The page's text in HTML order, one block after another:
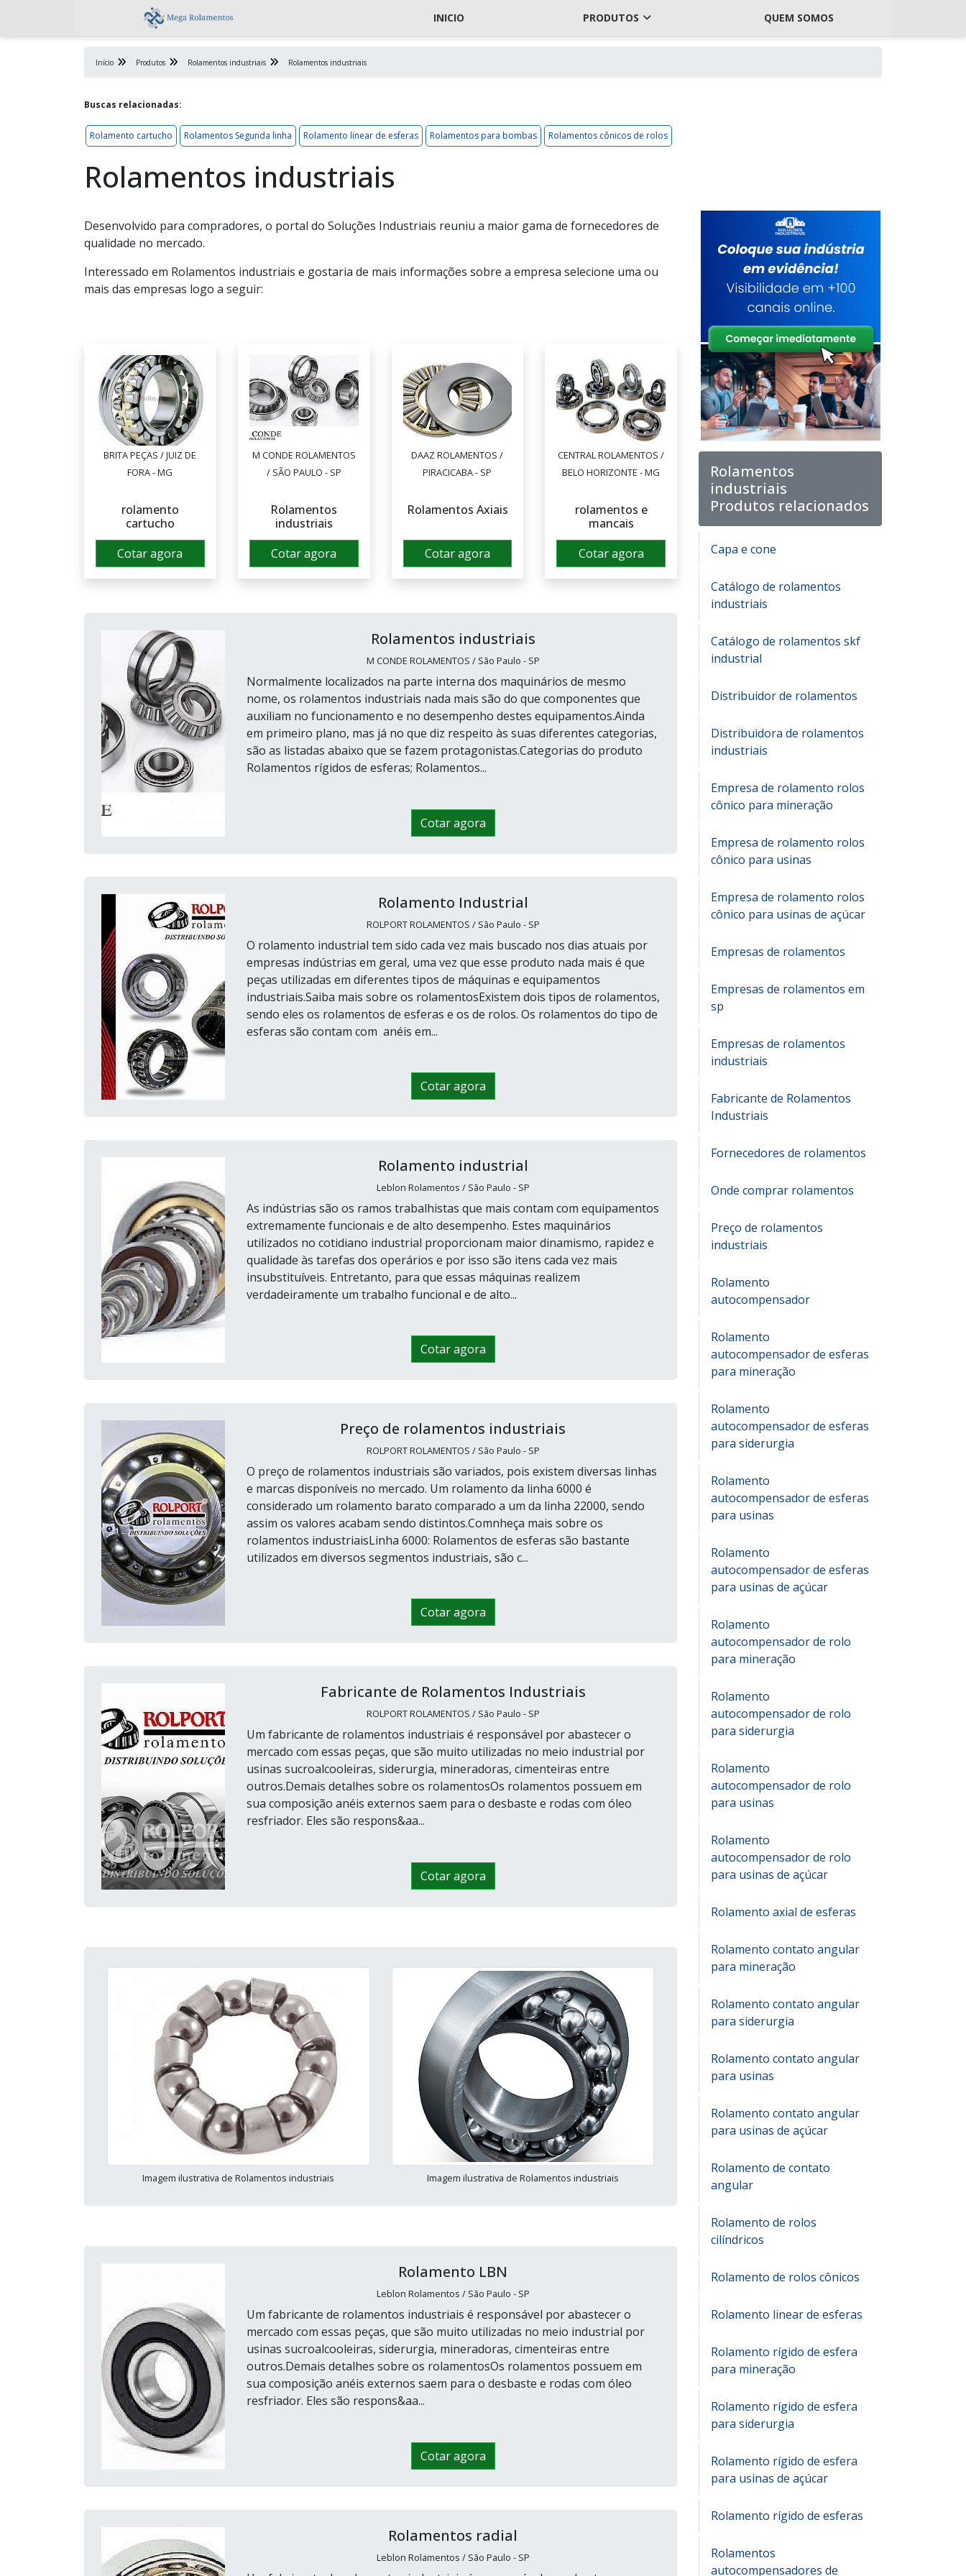
INICIO PRODUTOS QUEM SOMOS
Início Produtos Rolamentos industriais Rolamentos industriais
Buscas relacionadas:
Rolamento cartucho Rolamentos Segunda linha Rolamento linear de esferas Rolamentos para bombas Rolamentos cônicos de rolos
Rolamentos industriais
Desenvolvido para compradores, o portal do Soluções Industriais reuniu a maior gama de fornecedores de
qualidade no mercado.
Interessado em Rolamentos industriais e gostaria de mais informações sobre a empresa selecione uma ou
mais das empresas logo a seguir:
BRITA PEÇAS / JUIZ DE
FORA - MG
rolamento
cartucho
Cotar agora
M CONDE ROLAMENTOS
/ SÃO PAULO - SP
Rolamentos
industriais
Cotar agora
DAAZ ROLAMENTOS /
PIRACICABA - SP
Rolamentos Axiais
Cotar agora
CENTRAL ROLAMENTOS /
BELO HORIZONTE - MG
rolamentos e
mancais
Cotar agora
Rolamentos industriais
M CONDE ROLAMENTOS / São Paulo - SP
Normalmente localizados na parte interna dos maquinários de mesmo
nome, os rolamentos industriais nada mais são do que componentes que
auxiliam no funcionamento e no desempenho destes equipamentos.Ainda
em primeiro plano, mas já no que diz respeito às suas diferentes categorias,
são as listadas abaixo que se fazem protagonistas.Categorias do produto
Rolamentos rígidos de esferas; Rolamentos...
Cotar agora
Rolamento Industrial
ROLPORT ROLAMENTOS / São Paulo - SP
O rolamento industrial tem sido cada vez mais buscado nos dias atuais por
empresas indústrias em geral, uma vez que esse produto nada mais é que
peças utilizadas em diferentes tipos de máquinas e equipamentos
industriais.Saiba mais sobre os rolamentosExistem dois tipos de rolamentos,
sendo eles os rolamentos de esferas e os de rolos. Os rolamentos do tipo de
esferas são contam com anéis em...
Cotar agora
Rolamento industrial
Leblon Rolamentos / São Paulo - SP
As indústrias são os ramos trabalhistas que mais contam com equipamentos
extremamente funcionais e de alto desempenho. Estes maquinários
utilizados no cotidiano industrial proporcionam maior dinamismo, rapidez e
qualidade às tarefas dos operários e por isso são itens cada vez mais
insubstituíveis. Entretanto, para que essas máquinas realizem
verdadeiramente um trabalho funcional e de alto...
Cotar agora
Preço de rolamentos industriais
ROLPORT ROLAMENTOS / São Paulo - SP
O preço de rolamentos industriais são variados, pois existem diversas linhas
e marcas disponíveis no mercado. Um rolamento da linha 6000 é
considerado um rolamento barato comparado a um da linha 22000, sendo
assim os valores acabam sendo distintos.Comnheça mais sobre os
rolamentos industriaisLinha 6000: Rolamentos de esferas são bastante
utilizados em diversos segmentos industriais, são c...
Cotar agora
Fabricante de Rolamentos Industriais
ROLPORT ROLAMENTOS / São Paulo - SP
Um fabricante de rolamentos industriais é responsável por abastecer o
mercado com essas peças, que são muito utilizadas no meio industrial por
usinas sucroalcooleiras, siderurgia, mineradoras, cimenteiras entre
outros.Demais detalhes sobre os rolamentosOs rolamentos possuem em
sua composição anéis externos saem para o desbaste e rodas com óleo
resfriador. Eles são respons&aa...
Cotar agora
Imagem ilustrativa de Rolamentos industriais Imagem ilustrativa de Rolamentos industriais
Rolamento LBN
Leblon Rolamentos / São Paulo - SP
Um fabricante de rolamentos industriais é responsável por abastecer o
mercado com essas peças, que são muito utilizadas no meio industrial por
usinas sucroalcooleiras, siderurgia, mineradoras, cimenteiras entre
outros.Demais detalhes sobre os rolamentosOs rolamentos possuem em
sua composição anéis externos saem para o desbaste e rodas com óleo
resfriador. Eles são respons&aa...
Cotar agora
Rolamentos radial
Leblon Rolamentos / São Paulo - SP
Rolamentos
industriais
Produtos relacionados
Capa e cone
Catálogo de rolamentos
industriais
Catálogo de rolamentos skf
industrial
Distribuidor de rolamentos
Distribuidora de rolamentos
industriais
Empresa de rolamento rolos
cônico para mineração
Empresa de rolamento rolos
cônico para usinas
Empresa de rolamento rolos
cônico para usinas de açúcar
Empresas de rolamentos
Empresas de rolamentos em
sp
Empresas de rolamentos
industriais
Fabricante de Rolamentos
Industriais
Fornecedores de rolamentos
Onde comprar rolamentos
Preço de rolamentos
industriais
Rolamento
autocompensador
Rolamento
autocompensador de esferas
para mineração
Rolamento
autocompensador de esferas
para siderurgia
Rolamento
autocompensador de esferas
para usinas
Rolamento
autocompensador de esferas
para usinas de açúcar
Rolamento
autocompensador de rolo
para mineração
Rolamento
autocompensador de rolo
para siderurgia
Rolamento
autocompensador de rolo
para usinas
Rolamento
autocompensador de rolo
para usinas de açúcar
Rolamento axial de esferas
Rolamento contato angular
para mineração
Rolamento contato angular
para siderurgia
Rolamento contato angular
para usinas
Rolamento contato angular
para usinas de açúcar
Rolamento de contato
angular
Rolamento de rolos
cilíndricos
Rolamento de rolos cônicos
Rolamento linear de esferas
Rolamento rígido de esfera
para mineração
Rolamento rígido de esfera
para siderurgia
Rolamento rígido de esfera
para usinas de açúcar
Rolamento rígido de esferas
Rolamentos
autocompensadores de